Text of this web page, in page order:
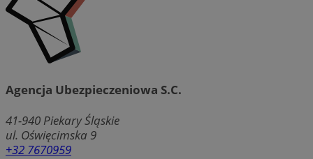
Agencja Ubezpieczeniowa S.C.
41-940 Piekary Śląskie
ul. Oświęcimska 9
+32 7670959